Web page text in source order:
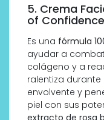
5. Crema
of
Es una fórmula
ayudar a
colágeno y a
ralentiza durante
envolvente y
piel con sus
extracto de rosa